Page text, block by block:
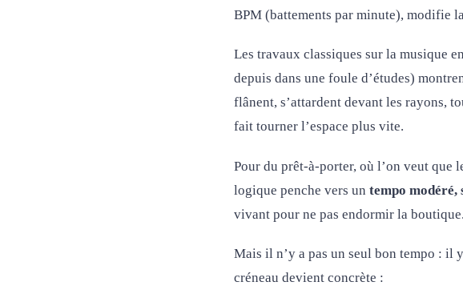
BPM (battements par minute), modifie
Les travaux classiques sur la musique
depuis dans une foule d’études)
flânent, s’attardent devant les rayons,
fait tourner l’espace plus vite.
Pour du prêt-à-porter, où l’on veut que
logique penche vers un tempo modéré,
vivant pour ne pas endormir la boutique.
Mais il n’y a pas un seul bon tempo : il
créneau devient concrète :